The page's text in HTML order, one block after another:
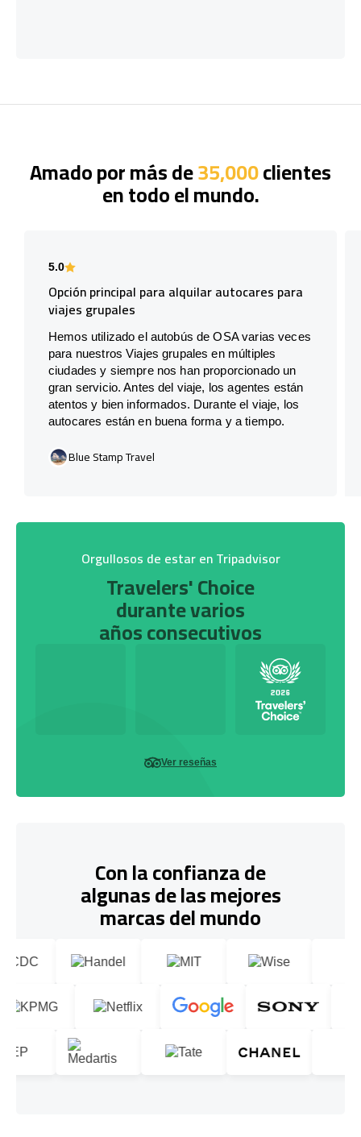
Amado por más de35,000clientes
en todo el mundo.
5.0
Opción principal para alquilar autocares para
viajes grupales
Hemos utilizado el autobús de OSA varias veces
para nuestros Viajes grupales en múltiples
ciudades y siempre nos han proporcionado un
gran servicio. Antes del viaje, los agentes están
atentos y bien informados. Durante el viaje, los
autocares están en buena forma y a tiempo.
Blue Stamp Travel
Orgullosos de estar en Tripadvisor
Travelers' Choice
durante varios
años consecutivos
Ver reseñas
Con la confianza de
algunas de las mejores
marcas del mundo